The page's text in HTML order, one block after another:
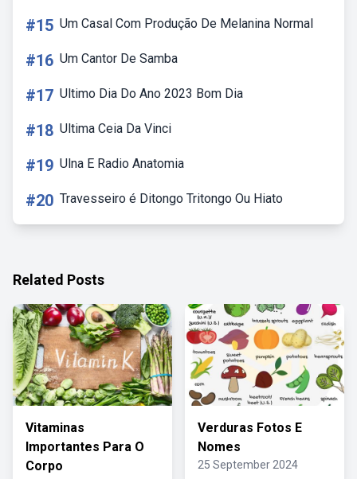
#15 Um Casal Com Produção De Melanina Normal
#16 Um Cantor De Samba
#17 Ultimo Dia Do Ano 2023 Bom Dia
#18 Ultima Ceia Da Vinci
#19 Ulna E Radio Anatomia
#20 Travesseiro é Ditongo Tritongo Ou Hiato
Related Posts
Vitaminas
Importantes Para O
Corpo
Verduras Fotos E
Nomes
25 September 2024